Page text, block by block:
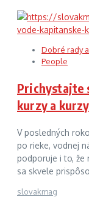
Dobré rady
People
Prichystajte
kurzy a
V posledných
po rieke, vodnej
podporuje i to, že
sa skvele
slovakmag